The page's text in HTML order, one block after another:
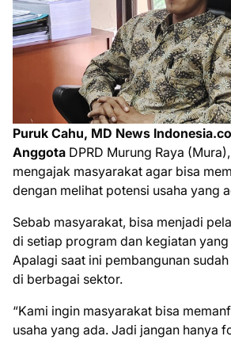
Puruk Cahu, MD News
Anggota DPRD Murung Raya
mengajak masyarakat agar bisa
dengan melihat potensi usaha yang
Sebab masyarakat, bisa menjadi
di setiap program dan kegiatan
Apalagi saat ini pembangunan
di berbagai sektor.
“Kami ingin masyarakat bisa
usaha yang ada. Jadi jangan hanya